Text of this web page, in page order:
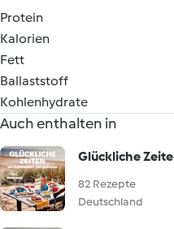
Protein
Kalorien
Fett
Ballaststoff
Kohlenhydrate
Auch enthalten in
Glückliche
82 Rezepte
Deutschland